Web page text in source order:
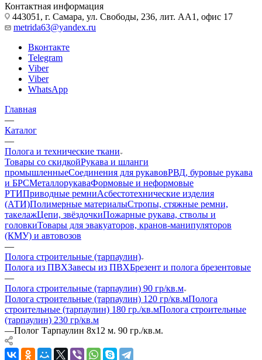
Контактная информация
443051, г. Самара, ул. Свободы, 236, лит. АА1, офис 17
metrida63@yandex.ru
Вконтакте
Telegram
Viber
Viber
WhatsApp
Главная
—
Каталог
—
Полога и технические ткани
Товары со скидкойРукава и шланги
промышленныеСоединения для рукавовРВД, буровые рукава
и БРСМеталлорукаваФормовые и неформовые
РТИПриводные ремниАсбестотехнические изделия
(АТИ)Полимерные материалыСтропы, стяжные ремни,
такелажЦепи, звёздочкиПожарные рукава, стволы и
головкиТовары для эвакуаторов, кранов-манипуляторов
(КМУ) и автовозов
—
Полога строительные (тарпаулин)
Полога из ПВХЗавесы из ПВХБрезент и полога брезентовые
—
Полога строительные (тарпаулин) 90 гр/кв.м
Полога строительные (тарпаулин) 120 гр/кв.мПолога
строительные (тарпаулин) 180 гр./кв.мПолога строительные
(тарпаулин) 230 гр/кв.м
—Полог Тарпаулин 8х12 м. 90 гр./кв.м.